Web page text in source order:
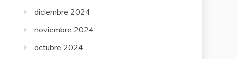
diciembre 2024
noviembre 2024
octubre 2024